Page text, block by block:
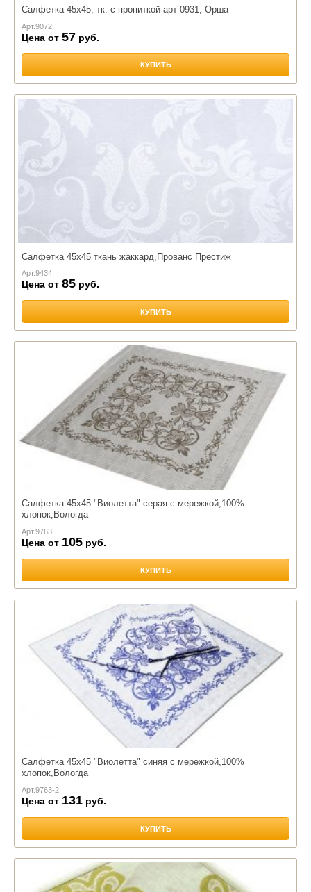
Салфетка 45х45, тк. с пропиткой арт 0931, Орша
Арт.9072
Цена от 57 руб.
КУПИТЬ
Салфетка 45х45 ткань жаккард,Прованс Престиж
Арт.9434
Цена от 85 руб.
КУПИТЬ
Салфетка 45х45 "Виолетта" серая с мережкой,100%
хлопок,Вологда
Арт.9763
Цена от 105 руб.
КУПИТЬ
Салфетка 45х45 "Виолетта" синяя с мережкой,100%
хлопок,Вологда
Арт.9763-2
Цена от 131 руб.
КУПИТЬ